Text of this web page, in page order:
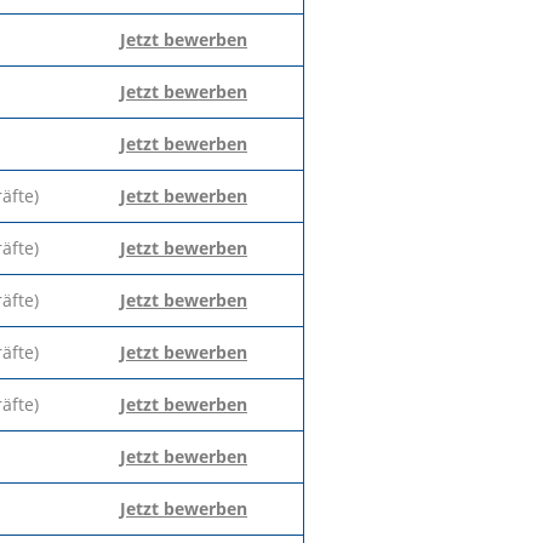
Jetzt bewerben
Jetzt bewerben
Jetzt bewerben
Jetzt bewerben
Jetzt bewerben
Jetzt bewerben
Jetzt bewerben
Jetzt bewerben
Jetzt bewerben
Jetzt bewerben